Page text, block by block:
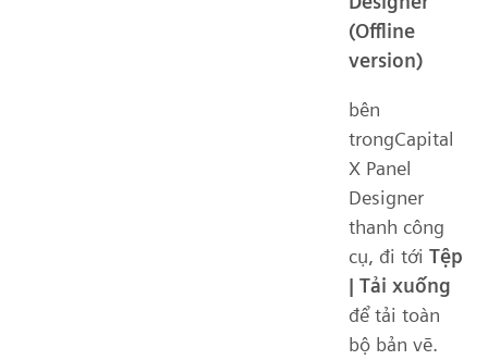
(Offline
version)
bên
trongCapital
X Panel
Designer
thanh công
cụ, đi tới Tệp
| Tải xuống
để tải toàn
bộ bản vẽ.